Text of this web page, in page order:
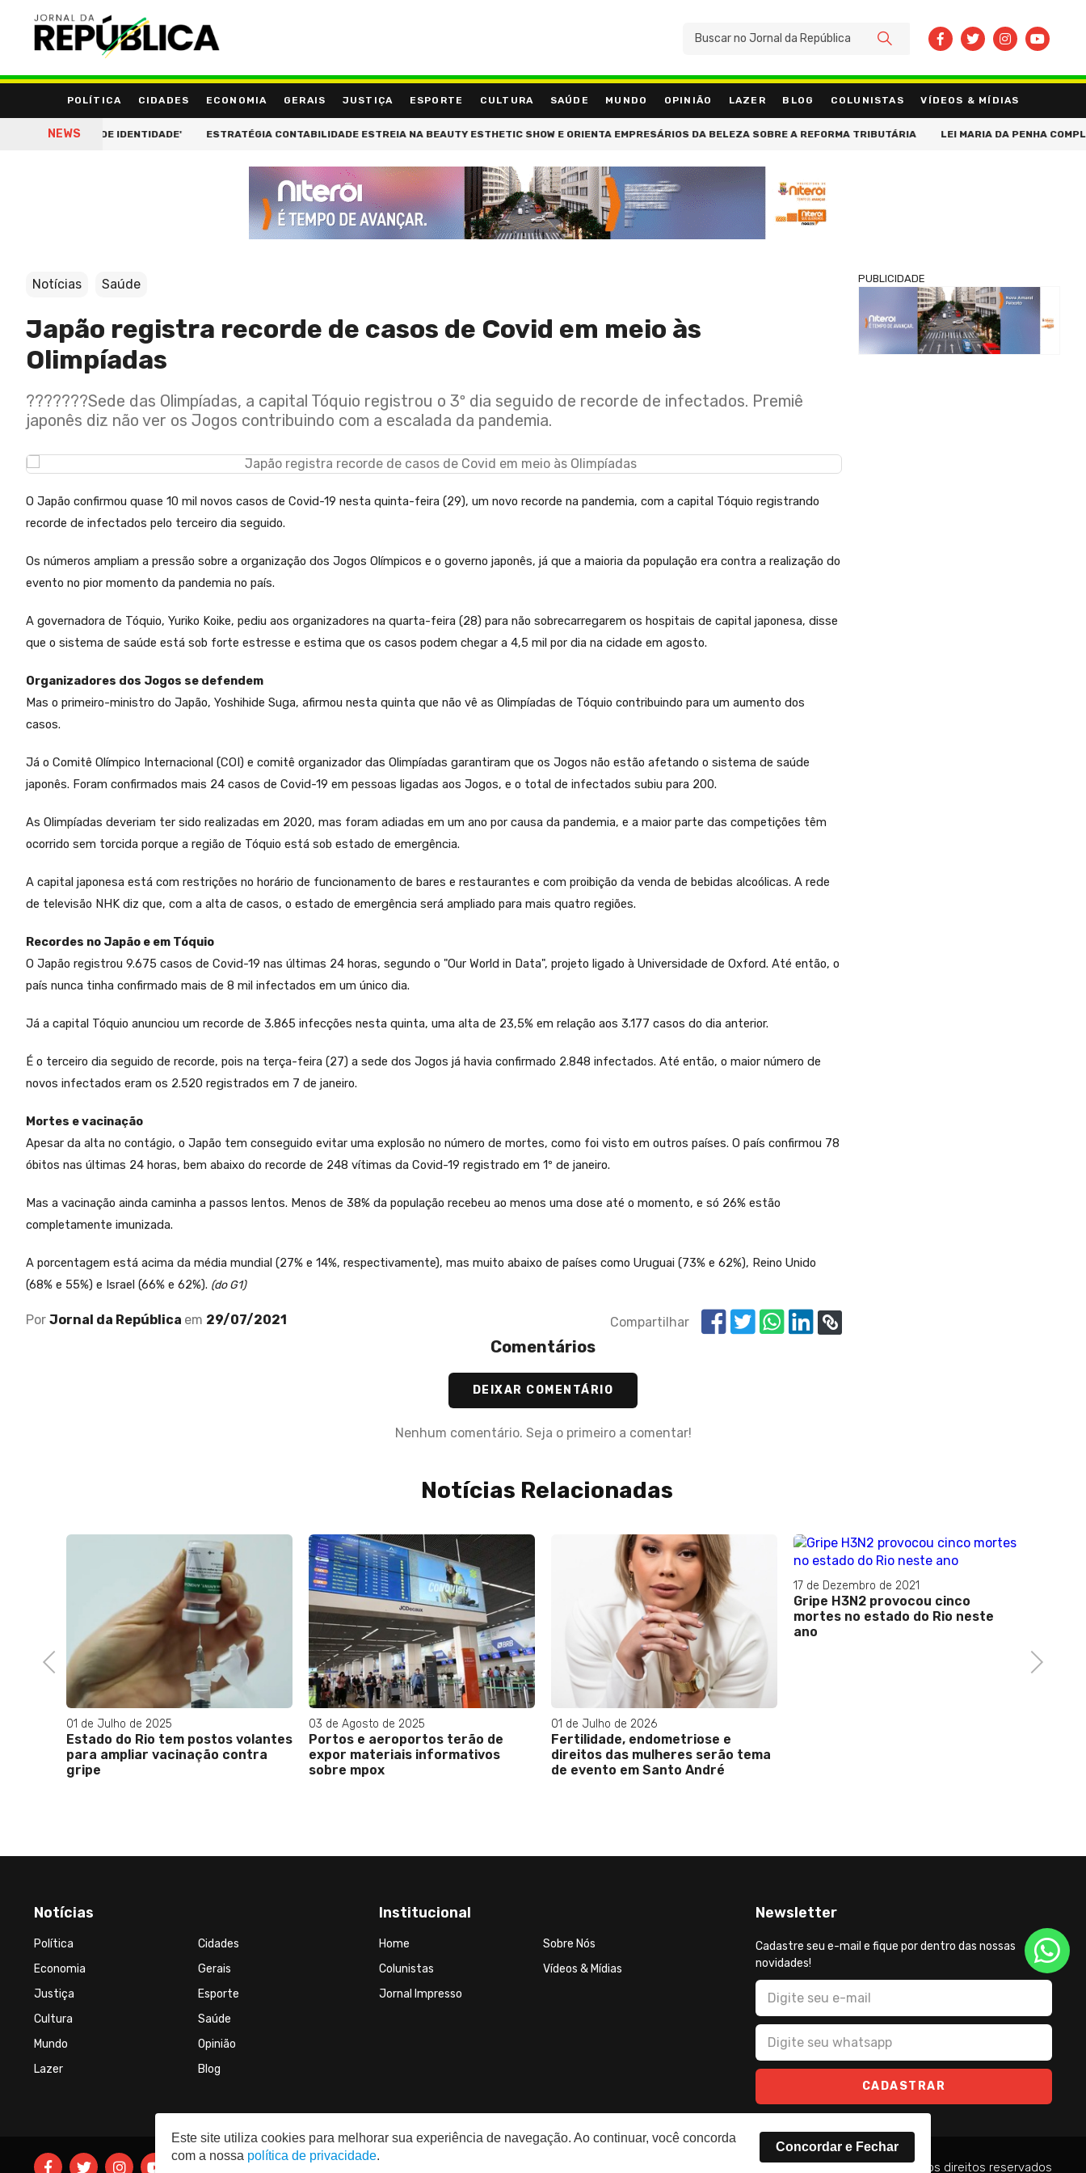
POLÍTICA CIDADES ECONOMIA GERAIS JUSTIÇA ESPORTE CULTURA SAÚDE MUNDO OPINIÃO LAZER BLOG COLUNISTAS VÍDEOS & MÍDIAS
NEWS
FIOS, PERDE IDENTIDADE' ESTRATÉGIA CONTABILIDADE ESTREIA NA BEAUTY ESTHETIC SHOW E ORIENTA EMPRESÁRIOS DA BELEZA SOBRE A REFORMA TRIBUTÁRIA LEI MARIA DA PENHA COMPLETA
BUSCAR
Notícias Saúde
Japão registra recorde de casos de Covid em meio às
Olimpíadas
???????Sede das Olimpíadas, a capital Tóquio registrou o 3º dia seguido de recorde de infectados. Premiê
japonês diz não ver os Jogos contribuindo com a escalada da pandemia.
O Japão confirmou quase 10 mil novos casos de Covid-19 nesta quinta-feira (29), um novo recorde na pandemia, com a capital Tóquio registrando
recorde de infectados pelo terceiro dia seguido.
Os números ampliam a pressão sobre a organização dos Jogos Olímpicos e o governo japonês, já que a maioria da população era contra a realização do
evento no pior momento da pandemia no país.
A governadora de Tóquio, Yuriko Koike, pediu aos organizadores na quarta-feira (28) para não sobrecarregarem os hospitais de capital japonesa, disse
que o sistema de saúde está sob forte estresse e estima que os casos podem chegar a 4,5 mil por dia na cidade em agosto.
Organizadores dos Jogos se defendem
Mas o primeiro-ministro do Japão, Yoshihide Suga, afirmou nesta quinta que não vê as Olimpíadas de Tóquio contribuindo para um aumento dos
casos.
Já o Comitê Olímpico Internacional (COI) e comitê organizador das Olimpíadas garantiram que os Jogos não estão afetando o sistema de saúde
japonês. Foram confirmados mais 24 casos de Covid-19 em pessoas ligadas aos Jogos, e o total de infectados subiu para 200.
As Olimpíadas deveriam ter sido realizadas em 2020, mas foram adiadas em um ano por causa da pandemia, e a maior parte das competições têm
ocorrido sem torcida porque a região de Tóquio está sob estado de emergência.
A capital japonesa está com restrições no horário de funcionamento de bares e restaurantes e com proibição da venda de bebidas alcoólicas. A rede
de televisão NHK diz que, com a alta de casos, o estado de emergência será ampliado para mais quatro regiões.
Recordes no Japão e em Tóquio
O Japão registrou 9.675 casos de Covid-19 nas últimas 24 horas, segundo o "Our World in Data", projeto ligado à Universidade de Oxford. Até então, o
país nunca tinha confirmado mais de 8 mil infectados em um único dia.
Já a capital Tóquio anunciou um recorde de 3.865 infecções nesta quinta, uma alta de 23,5% em relação aos 3.177 casos do dia anterior.
É o terceiro dia seguido de recorde, pois na terça-feira (27) a sede dos Jogos já havia confirmado 2.848 infectados. Até então, o maior número de
novos infectados eram os 2.520 registrados em 7 de janeiro.
Mortes e vacinação
Apesar da alta no contágio, o Japão tem conseguido evitar uma explosão no número de mortes, como foi visto em outros países. O país confirmou 78
óbitos nas últimas 24 horas, bem abaixo do recorde de 248 vítimas da Covid-19 registrado em 1º de janeiro.
Mas a vacinação ainda caminha a passos lentos. Menos de 38% da população recebeu ao menos uma dose até o momento, e só 26% estão
completamente imunizada.
A porcentagem está acima da média mundial (27% e 14%, respectivamente), mas muito abaixo de países como Uruguai (73% e 62%), Reino Unido
(68% e 55%) e Israel (66% e 62%). (do G1)
Por Jornal da República em 29/07/2021 Compartilhar
PUBLICIDADE
Comentários
DEIXAR COMENTÁRIO
Nenhum comentário. Seja o primeiro a comentar!
Notícias Relacionadas
Previous
01 de Julho de 2025
Estado do Rio tem postos volantes
para ampliar vacinação contra
gripe
03 de Agosto de 2025
Portos e aeroportos terão de
expor materiais informativos
sobre mpox
01 de Julho de 2026
Fertilidade, endometriose e
direitos das mulheres serão tema
de evento em Santo André
17 de Dezembro de 2021
Gripe H3N2 provocou cinco
mortes no estado do Rio neste
ano
Next
Notícias
Política
Cidades
Economia
Gerais
Justiça
Esporte
Cultura
Saúde
Mundo
Opinião
Lazer
Blog
Institucional
Home
Sobre Nós
Colunistas
Vídeos & Mídias
Jornal Impresso
Newsletter
Cadastre seu e-mail e fique por dentro das nossas
novidades!
CADASTRAR
2026 - Todos os direitos reservados
Este site utiliza cookies para melhorar sua experiência de navegação. Ao continuar, você concorda
com a nossa política de privacidade.
Concordar e Fechar